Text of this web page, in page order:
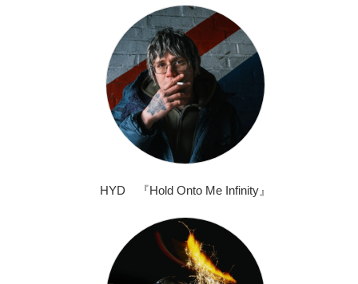
HYD 『Hold Onto Me Infinity』